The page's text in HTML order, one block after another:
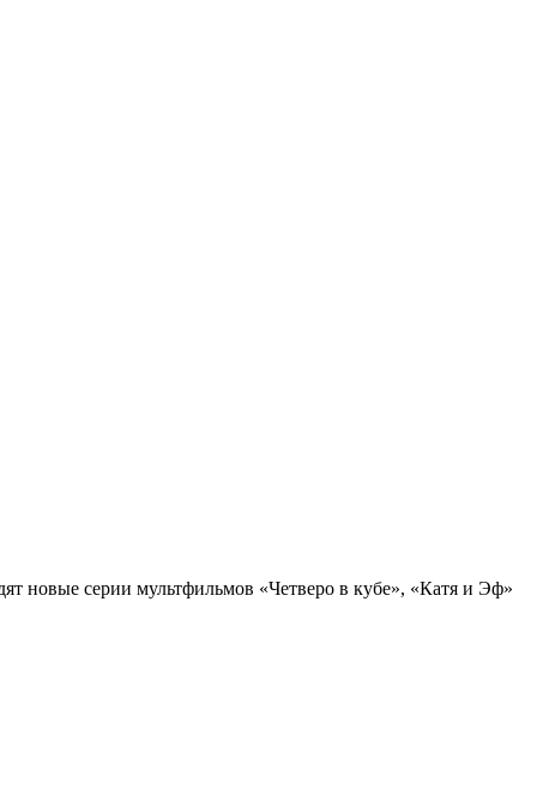
новые серии мультфильмов «Четверо в кубе», «Катя и Эф»